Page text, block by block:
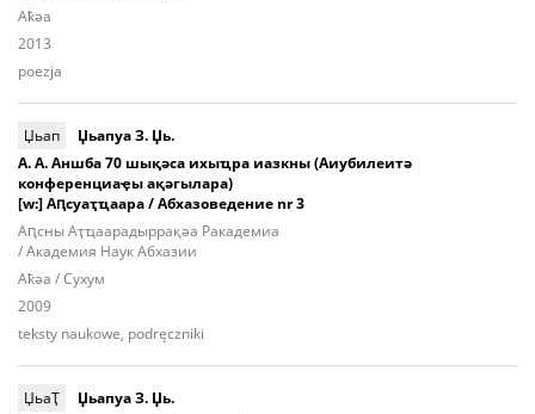
Aҟәа
2013
poezja
Џьап
Џьапуа З. Џь.
А. А. Аншба 70 шықәса ихыҵра иазкны (Аиубилеитә
конференциаҿы ақәгылара)
[w:] Аԥсуаҭҵаара / Абхазоведение nr 3
Аԥcны Аҭ­ҵаа­ра­дыр­ра­қәа Ракадемиа
/ Академия Наук Абхазии
Aҟәа / Сухум
2009
teksty naukowe, podręczniki
ЏьаҬ
Џьапуа З. Џь.